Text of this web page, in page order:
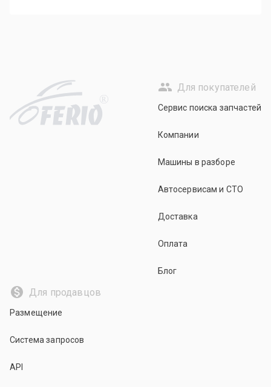
R
Для покупателей
Сервис поиска запчастей
Компании
Машины в разборе
Автосервисам и СТО
Доставка
Оплата
Блог
Для продавцов
Размещение
Система запросов
API